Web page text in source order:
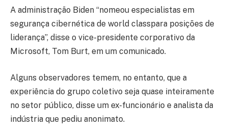
A administração Biden “nomeou especialistas em
segurança cibernética de world classpara posições de
liderança”, disse o vice-presidente corporativo da
Microsoft, Tom Burt, em um comunicado.
Alguns observadores temem, no entanto, que a
experiência do grupo coletivo seja quase inteiramente
no setor público, disse um ex-funcionário e analista da
indústria que pediu anonimato.